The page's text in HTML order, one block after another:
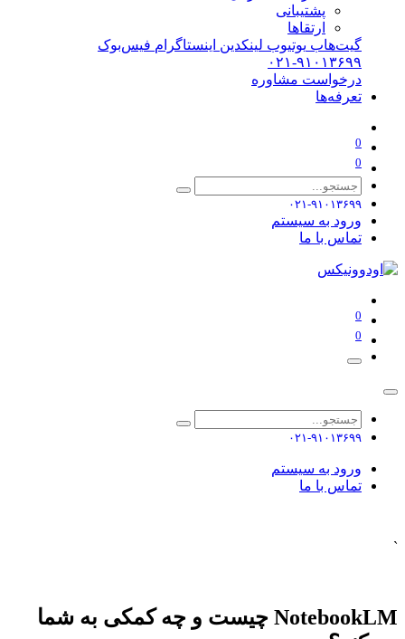
پشتیبانی
ارتقاها
گیت‌هاب یوتیوب لینکدین اینستاگرام فیس‌بوک
۰۲۱-۹۱۰۱۳۶۹۹
درخواست مشاوره
تعرفه‌ها
0
0
۰۲۱-۹۱۰۱۳۶۹۹
ورود به سیستم
تماس با ما
0
0
۰۲۱-۹۱۰۱۳۶۹۹
ورود به سیستم
تماس با ما
`
NotebookLM چیست و چه کمکی به شما